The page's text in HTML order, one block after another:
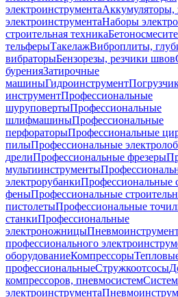
электроинструментаАккумуляторы,
электроинструментаНаборы
строительная техника
тельферыТакелажВиброплиты,
вибраторыБензорезы, резчики швов
буренияЗатирочные
машиныГидроинструмент
инструментПрофессиональные
шуруповертыПрофессиональные
шлифмашиныПрофессиональные
перфораторыПрофессиональные
пилыПрофессиональные
дрелиПрофессиональные фрезеры
мультиинструменты
электрорубанкиПрофессиональные
феныПрофессиональные
пистолетыПрофессиональные
станкиПрофессиональные
электроножницы
профессионального
оборудованиеКомпрессоры
профессиональныеСтружкоотсосы
компрессоров, пневмосистем
электроинструмента